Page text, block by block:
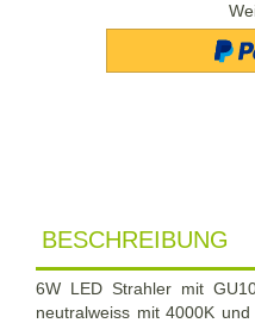
BESCHREIBUNG
6W LED Strahler mit
neutralweiss mit 4000K